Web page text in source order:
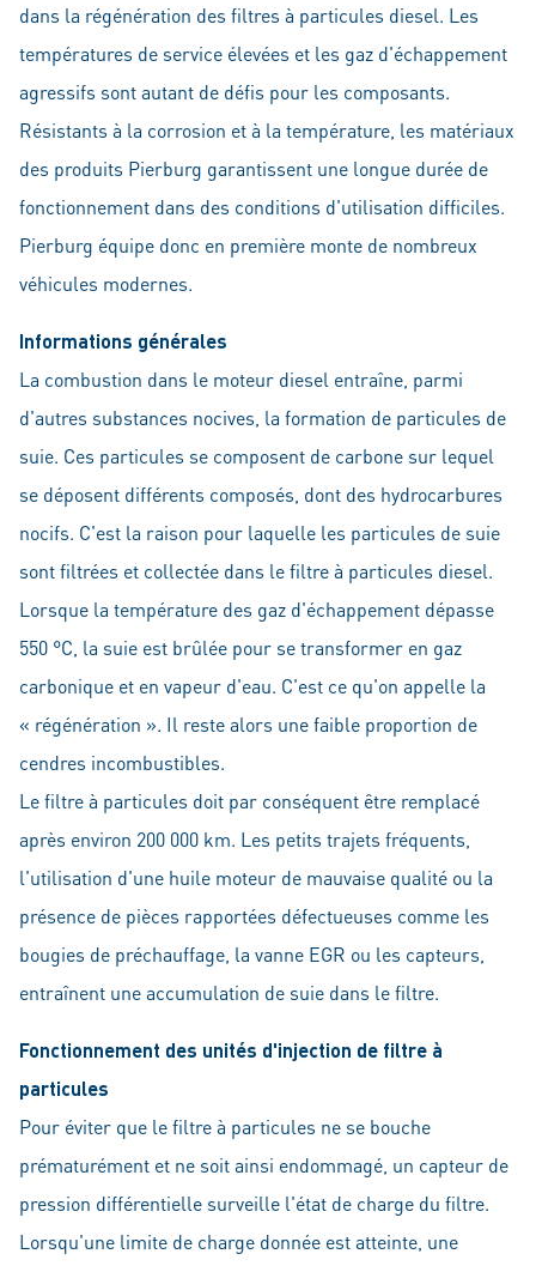
dans la régénération des filtres à particules diesel. Les
températures de service élevées et les gaz d'échappement
agressifs sont autant de défis pour les composants.
Résistants à la corrosion et à la température, les matériaux
des produits Pierburg garantissent une longue durée de
fonctionnement dans des conditions d'utilisation difficiles.
Pierburg équipe donc en première monte de nombreux
véhicules modernes.
Informations générales
La combustion dans le moteur diesel entraîne, parmi
d'autres substances nocives, la formation de particules de
suie. Ces particules se composent de carbone sur lequel
se déposent différents composés, dont des hydrocarbures
nocifs. C'est la raison pour laquelle les particules de suie
sont filtrées et collectée dans le filtre à particules diesel.
Lorsque la température des gaz d'échappement dépasse
550 °C, la suie est brûlée pour se transformer en gaz
carbonique et en vapeur d'eau. C'est ce qu'on appelle la
« régénération ». Il reste alors une faible proportion de
cendres incombustibles.
Le filtre à particules doit par conséquent être remplacé
après environ 200 000 km. Les petits trajets fréquents,
l'utilisation d'une huile moteur de mauvaise qualité ou la
présence de pièces rapportées défectueuses comme les
bougies de préchauffage, la vanne EGR ou les capteurs,
entraînent une accumulation de suie dans le filtre.
Fonctionnement des unités d'injection de filtre à
particules
Pour éviter que le filtre à particules ne se bouche
prématurément et ne soit ainsi endommagé, un capteur de
pression différentielle surveille l'état de charge du filtre.
Lorsqu'une limite de charge donnée est atteinte, une